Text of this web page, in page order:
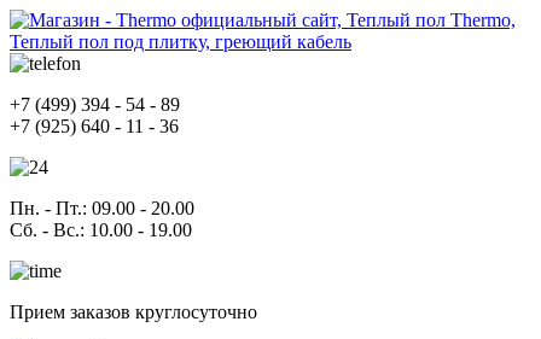
+7 (499) 394 - 54 - 89
+7 (925) 640 - 11 - 36
Пн. - Пт.: 09.00 - 20.00
Сб. - Вс.: 10.00 - 19.00
Прием заказов круглосуточно